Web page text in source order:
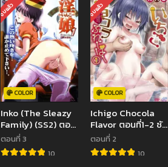
จบแล้ว
COLOR
Inko (The Sleazy
Family) (SS2) ตอน
ที่1-3 ซับไทย (จบ)
ตอนที่ 3
10
จบแล้ว
COLOR
Ichigo Chocola
Flavor ตอนที่1-2 ซับ
ไทย (จบ)
ตอนที่ 2
10